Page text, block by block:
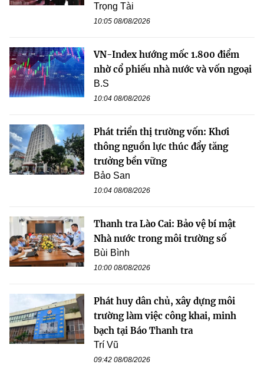
Trọng Tài
10:05 08/08/2026
VN-Index hướng mốc 1.800 điểm
nhờ cổ phiếu nhà nước và vốn ngoại
B.S
10:04 08/08/2026
Phát triển thị trường vốn: Khơi
thông nguồn lực thúc đẩy tăng
trưởng bền vững
Bảo San
10:04 08/08/2026
Thanh tra Lào Cai: Bảo vệ bí mật
Nhà nước trong môi trường số
Bùi Bình
10:00 08/08/2026
Phát huy dân chủ, xây dựng môi
trường làm việc công khai, minh
bạch tại Báo Thanh tra
Trí Vũ
09:42 08/08/2026